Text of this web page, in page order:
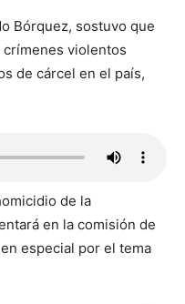
Bórquez, sostuvo que
violentos
de cárcel en el país,
de la
en la comisión de
especial por el tema